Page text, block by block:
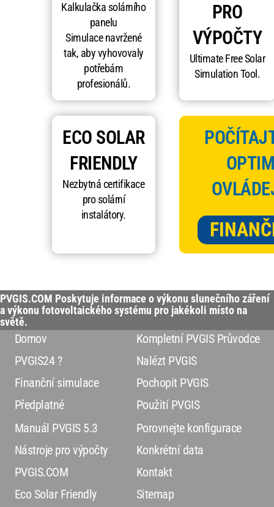
Kalkulačka solárního
panelu
Simulace navržené
tak, aby vyhovovaly
potřebám
profesionálů.
PRO
VÝPOČTY
Ultimate Free Solar
Simulation Tool.
ECO SOLAR
FRIENDLY
Nezbytná certifikace
pro solární
instalátory.
PVGIS.COM Poskytuje informace o výkonu slunečního záření
a výkonu fotovoltaického systému pro jakékoli místo na
světě.
Domov
PVGIS24 ?
Finanční simulace
Předplatné
Manuál PVGIS 5.3
Nástroje pro výpočty
PVGIS.COM
Eco Solar Friendly
Kompletní PVGIS Průvodce
Nalézt PVGIS
Pochopit PVGIS
Použití PVGIS
Porovnejte konfigurace
Konkrétní data
Kontakt
Sitemap